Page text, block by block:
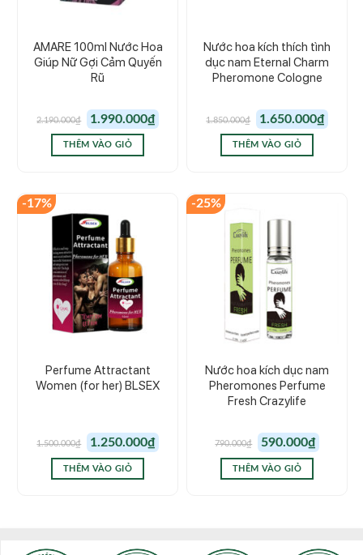
AMARE 100ml Nước Hoa
Giúp Nữ Gợi Cảm Quyến
Rũ
2.190.000₫
Giá
gốc
là:
2.190.000₫.
1.990.000₫ hiện
THÊM VÀO GIỎ
Nước hoa kích thích tình
dục nam Eternal Charm
Pheromone Cologne
1.850.000₫
Giá
gốc
là:
1.850.000₫.
1.650.000₫ hiện
THÊM VÀO GIỎ
-17%
Perfume Attractant
Women (for her) BLSEX
1.500.000₫
Giá
gốc
là:
1.500.000₫.
1.250.000₫ hiện
THÊM VÀO GIỎ
-25%
Nước hoa kích dục nam
Pheromones Perfume
Fresh Crazylife
790.000₫
Giá
gốc
là:
790.000₫.
590.000₫ hiện
THÊM VÀO GIỎ